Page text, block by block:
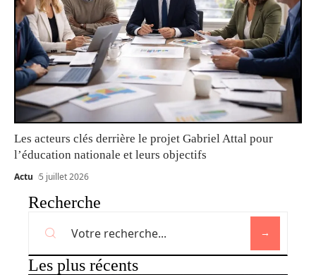
Les acteurs clés derrière le projet Gabriel Attal pour
l’éducation nationale et leurs objectifs
Actu 5 juillet 2026
Recherche
Les plus récents